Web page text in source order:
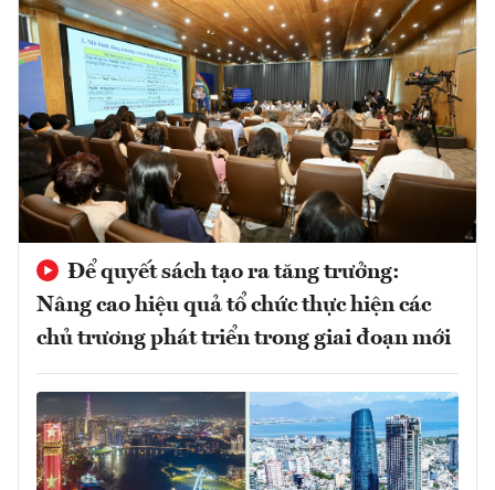
Để quyết sách tạo ra tăng trưởng:
Nâng cao hiệu quả tổ chức thực hiện các
chủ trương phát triển trong giai đoạn mới